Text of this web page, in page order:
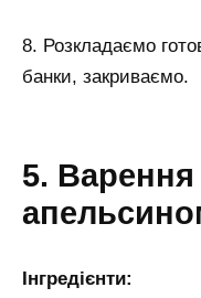
8. Розкладаємо
банки, закриваємо.
5. Варення
Інгредієнти: